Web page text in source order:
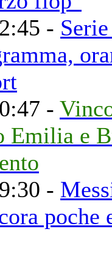
-
-
Emilia e
-
poche